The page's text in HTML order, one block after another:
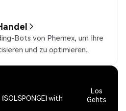
Bots von Phemex, um Ihre
und zu optimieren.
with
Los
Gehts